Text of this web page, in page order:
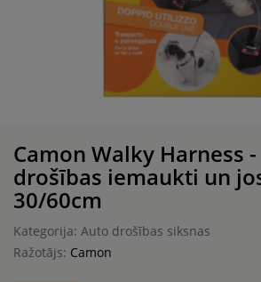
Camon Walky Harness
drošības iemaukti un
30/60cm
Kategorija: Auto drošības siksnas
Ražotājs: Camon